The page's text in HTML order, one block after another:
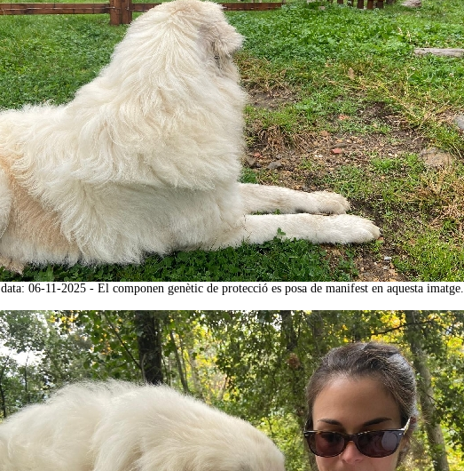
data: 06-11-2025 - El componen genètic de protecció es posa de manifest en aquesta imatge.